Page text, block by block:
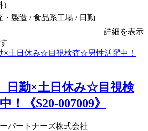
・製造 / 食品系工場 / 日勤
詳細を表示
日勤×土日休み☆目視検
《S20-007009》
パートナーズ株式会社